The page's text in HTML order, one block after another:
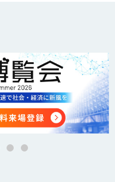
ン搭載エッジシステム
Rulerless
イブレコーダー「VIA